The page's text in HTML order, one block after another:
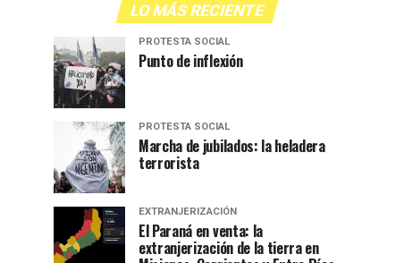
LO MÁS RECIENTE
PROTESTA SOCIAL
Punto de inflexión
PROTESTA SOCIAL
Marcha de jubilados: la heladera
terrorista
EXTRANJERIZACIÓN
El Paraná en venta: la
extranjerización de la tierra en